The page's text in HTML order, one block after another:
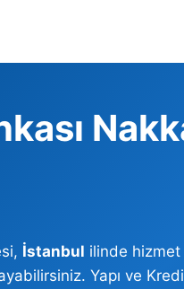
İstanbul ilinde
Yapı ve